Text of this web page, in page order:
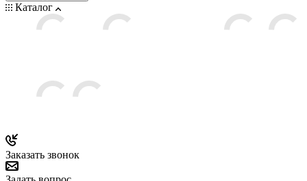
Каталог
Заказать звонок